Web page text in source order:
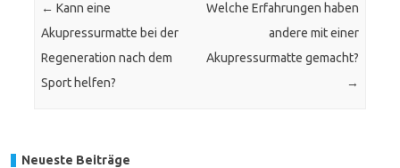
← Kann eine
Akupressurmatte bei der
Regeneration nach dem
Sport helfen?
Welche Erfahrungen haben
andere mit einer
Akupressurmatte gemacht?
→
Neueste Beiträge